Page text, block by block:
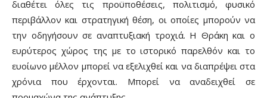
διαθέτει όλες τις προϋποθέσεις, πολιτισμό, φυσικό
περιβάλλον και στρατηγική θέση, οι οποίες μπορούν να
την οδηγήσουν σε αναπτυξιακή τροχιά. Η Θράκη και ο
ευρύτερος χώρος της με το ιστορικό παρελθόν και το
ευοίωνο μέλλον μπορεί να εξελιχθεί και να διαπρέψει στα
χρόνια που έρχονται. Μπορεί να αναδειχθεί σε